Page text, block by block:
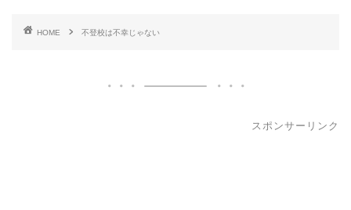
HOME 不登校は不幸じゃない
スポンサーリンク